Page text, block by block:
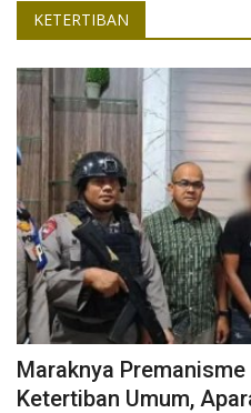
KETERTIBAN
Maraknya
Ketertiban Umum,